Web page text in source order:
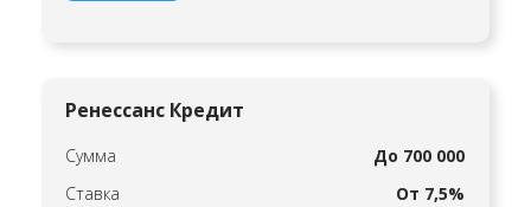
Ренессанс Кредит
Сумма
До 700 000
Ставка
От 7,5%